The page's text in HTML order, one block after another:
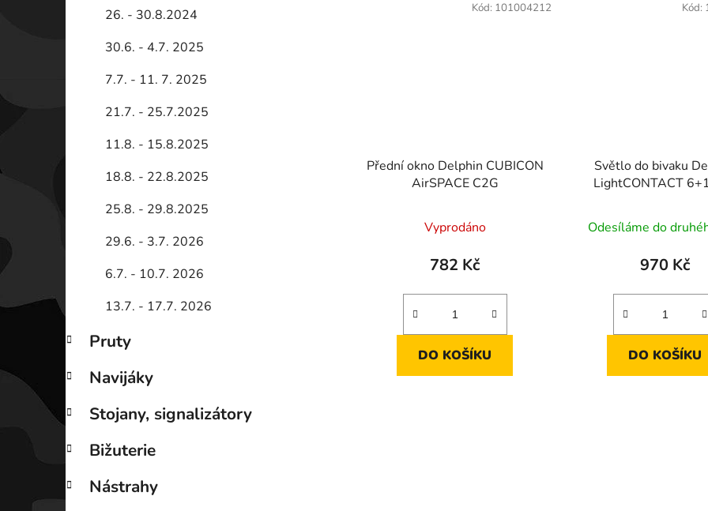
26. - 30.8.2024
30.6. - 4.7. 2025
7.7. - 11. 7. 2025
21.7. - 25.7.2025
11.8. - 15.8.2025
18.8. - 22.8.2025
25.8. - 29.8.2025
29.6. - 3.7. 2026
6.7. - 10.7. 2026
13.7. - 17.7. 2026
Pruty
Navijáky
Stojany, signalizátory
Bižuterie
Nástrahy
Přední okno Delphin CUBICON
AirSPACE C2G
Vyprodáno
782 Kč
DO KOŠÍKU
Kód: 101004212
Světlo do bivaku
LightCONTACT
Odesíláme do
970 Kč
DO KOŠÍKU
Kód: